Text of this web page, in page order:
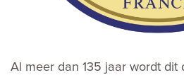
Al meer dan 135 jaar wordt dit